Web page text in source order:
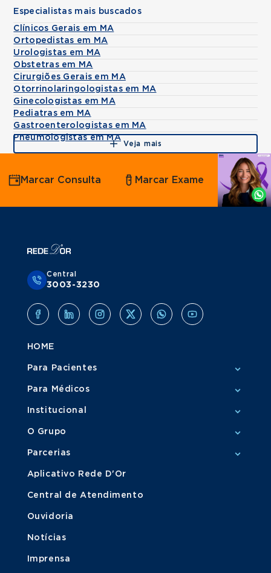
Especialistas mais buscados
Clínicos Gerais em MA
Ortopedistas em MA
Urologistas em MA
Obstetras em MA
Cirurgiões Gerais em MA
Otorrinolaringologistas em MA
Ginecologistas em MA
Pediatras em MA
Gastroenterologistas em MA
Pneumologistas em MA
Veja mais
Agende
por
Whatsapp
Marcar Consulta Marcar Exame
Central
3003-3230
HOME
Para Pacientes
Para Médicos
Institucional
O Grupo
Parcerias
Aplicativo Rede D'Or
Central de Atendimento
Ouvidoria
Notícias
Imprensa